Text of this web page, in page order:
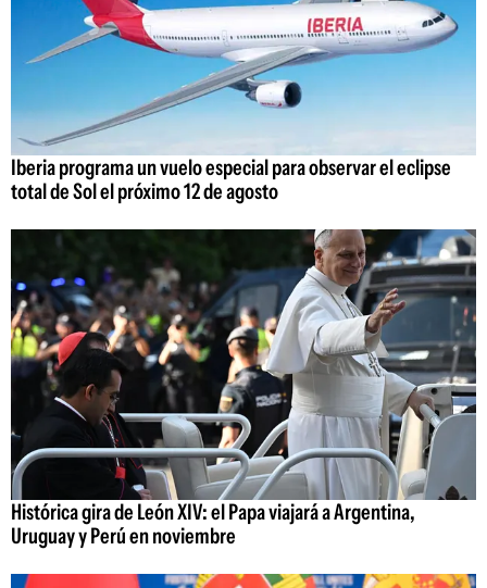
Iberia programa un vuelo especial para observar el eclipse
total de Sol el próximo 12 de agosto
Histórica gira de León XIV: el Papa viajará a Argentina,
Uruguay y Perú en noviembre